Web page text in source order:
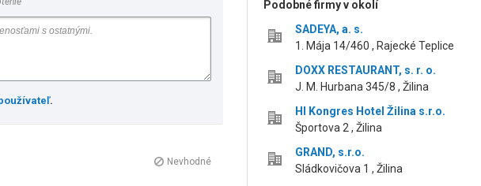
.
Nevhodné
Podobné firmy v okolí
SADEYA, a. s.
1. Mája 14/460 , Rajecké Teplice
DOXX RESTAURANT, s. r. o.
J. M. Hurbana 345/8 , Žilina
HI Kongres Hotel Žilina s.r.o.
Športova 2 , Žilina
GRAND, s.r.o.
Sládkovičova 1 , Žilina